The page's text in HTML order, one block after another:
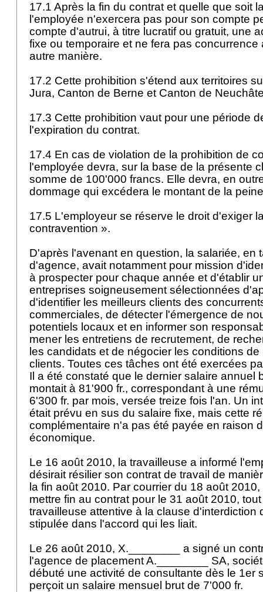
17.1 Après la fin du contrat et quelle que soit
l'employée n'exercera pas pour son compte
compte d'autrui, à titre lucratif ou gratuit, une
fixe ou temporaire et ne fera pas
autre manière.
17.2 Cette prohibition s'étend aux territoires
Jura, Canton de Berne et Canton de
17.3 Cette prohibition vaut pour une période
l'expiration du contrat.
17.4 En cas de violation de la prohibition de
l'employée devra, sur la base de la présente
somme de 100'000 francs. Elle devra, en
dommage qui excédera le montant de la
17.5 L'employeur se réserve le droit d'exiger
contravention ».
D'après l'avenant en question, la salariée, en
d'agence, avait notamment pour mission
à prospecter pour chaque année et d'établir
entreprises soigneusement sélectionnées
d'identifier les meilleurs clients des
commerciales, de détecter l'émergence de
potentiels locaux et en informer son
mener les entretiens de recrutement, de
les candidats et de négocier les conditions
clients. Toutes ces tâches ont été exercées
Il a été constaté que le dernier salaire annuel
montait à 81'900 fr., correspondant à une
6'300 fr. par mois, versée treize fois l'an. Un
était prévu en sus du salaire fixe, mais cette
complémentaire n'a pas été payée en raison
économique.
Le 16 août 2010, la travailleuse a informé
désirait résilier son contrat de travail de
la fin août 2010. Par courrier du 18 août
mettre fin au contrat pour le 31 août 2010,
travailleuse attentive à la clause d'interdiction
stipulée dans l'accord qui les liait.
Le 26 août 2010, X.________ a signé un
l'agence de placement A.________ SA,
débuté une activité de consultante dès le 1er
perçoit un salaire mensuel brut de 7'000 fr.